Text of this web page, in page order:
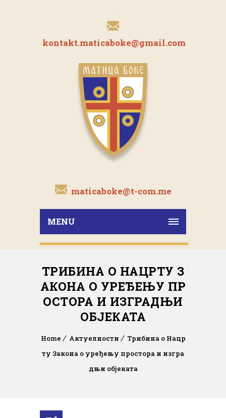
kontakt.maticaboke@gmail.com
maticaboke@t-com.me
MENU
ТРИБИНА О НАЦРТУ З
АКОНА О УРЕЂЕЊУ ПР
ОСТОРА И ИЗГРАДЊИ
ОБЈЕКАТА
Home Актуелности
Трибина о Нацр
ту Закона о уређењу простора и изгра
дњи објеката